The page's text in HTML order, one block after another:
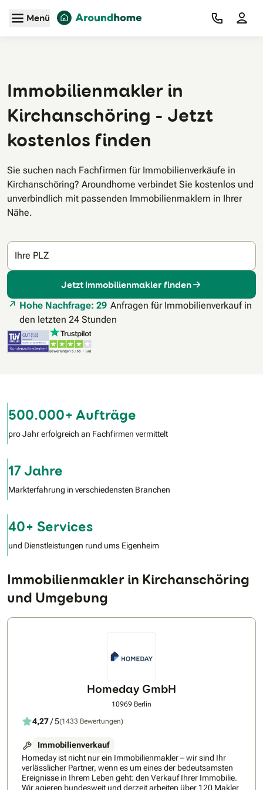
Zum Hauptinhalt
Menü
Immobilienmakler in
Kirchanschöring - Jetzt
kostenlos finden
Sie suchen nach Fachfirmen für Immobilienverkäufe in
Kirchanschöring? Aroundhome verbindet Sie kostenlos und
unverbindlich mit passenden Immobilienmaklern in Ihrer
Nähe.
Ihre PLZ
Jetzt Immobilienmakler finden
Hohe Nachfrage: 29 Anfragen für Immobilienverkauf in
den letzten 24 Stunden
500.000+ Aufträge
pro Jahr erfolgreich an Fachfirmen vermittelt
17 Jahre
Markterfahrung in verschiedensten Branchen
40+ Services
und Dienstleistungen rund ums Eigenheim
Immobilienmakler in Kirchanschöring
und Umgebung
Homeday GmbH
10969 Berlin
4,27/ 5(1433 Bewertungen)
Immobilienverkauf
Homeday ist nicht nur ein Immobilienmakler – wir sind Ihr
verlässlicher Partner, wenn es um eines der bedeutsamsten
Ereignisse in Ihrem Leben geht: den Verkauf Ihrer Immobilie.
Wir agieren bundesweit und derzeit arbeiten über 120 Makler